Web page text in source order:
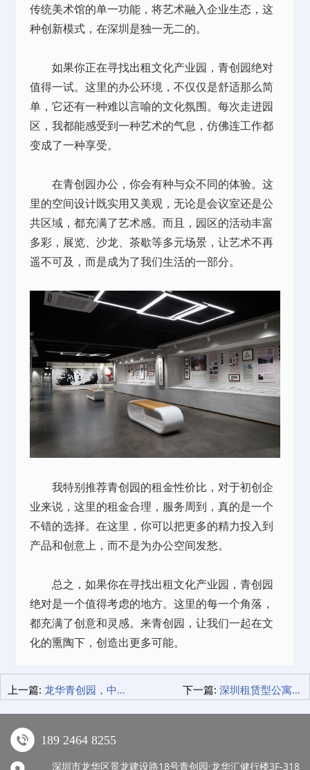
传统美术馆的单一功能，将艺术融入企业生态，这
种创新模式，在深圳是独一无二的。
如果你正在寻找出租文化产业园，青创园绝对
值得一试。这里的办公环境，不仅仅是舒适那么简
单，它还有一种难以言喻的文化氛围。每次走进园
区，我都能感受到一种艺术的气息，仿佛连工作都
变成了一种享受。
在青创园办公，你会有种与众不同的体验。这
里的空间设计既实用又美观，无论是会议室还是公
共区域，都充满了艺术感。而且，园区的活动丰富
多彩，展览、沙龙、茶歇等多元场景，让艺术不再
遥不可及，而是成为了我们生活的一部分。
我特别推荐青创园的租金性价比，对于初创企
业来说，这里的租金合理，服务周到，真的是一个
不错的选择。在这里，你可以把更多的精力投入到
产品和创意上，而不是为办公空间发愁。
总之，如果你在寻找出租文化产业园，青创园
绝对是一个值得考虑的地方。这里的每一个角落，
都充满了创意和灵感。来青创园，让我们一起在文
化的熏陶下，创造出更多可能。
上一篇: 龙华青创园，中小微企业的创业天堂，你不可错过的创业基地！ 下一篇: 深圳租赁型公寓房，年轻人的梦想栖息地！
189 2464 8255
深圳市龙华区景龙建设路18号青创园·龙华汇健行楼3F-318